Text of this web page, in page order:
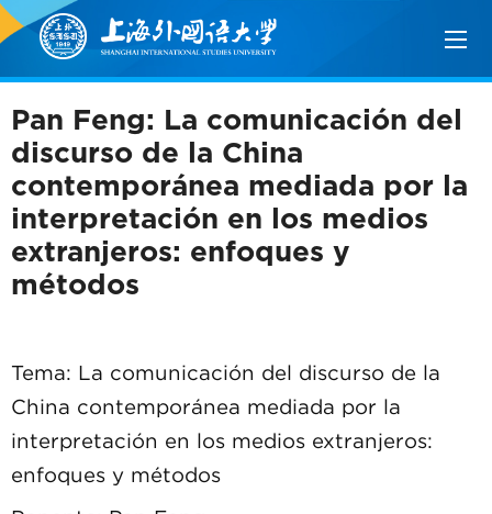
Pan Feng: La comunicación del
discurso de la China
contemporánea mediada por la
interpretación en los medios
extranjeros: enfoques y
métodos
Tema: La comunicación del discurso de la
China contemporánea mediada por la
interpretación en los medios extranjeros:
enfoques y métodos